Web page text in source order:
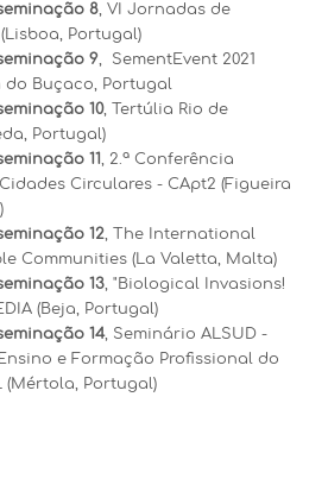
8, VI Jornadas de
Portugal)
9, SementEvent 2021
do Buçaco, Portugal
10, Tertúlia Rio de
Portugal)
11, 2.ª Conferência
Circulares - CApt2 (Figueira
12, The International
Communities (La Valetta, Malta)
13, "Biological Invasions!
(Beja, Portugal)
14, Seminário ALSUD -
e Formação Profissional do
(Mértola, Portugal)